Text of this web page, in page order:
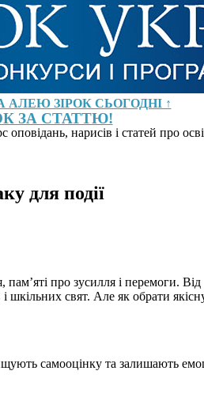
АЛЕЮ ЗІРОК СЬОГОДНІ ↑
ЗА СТАТТЮ!
нарисів і статей про
для події
про зусилля і перемоги.
шкільних свят. Але як обрати
самооцінку та залишають